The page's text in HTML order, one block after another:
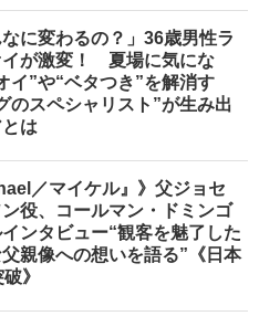
なに変わるの？」36歳男性ラ
イが激変！ 夏場に気にな
イ”や“ベタつき”を解消す
のスペシャリスト”が生み出
は
／マイケル』》父ジョセ
役、コールマン・ドミンゴ
ンタビュー“観客を魅了した
親像への想いを語る”《日本
》